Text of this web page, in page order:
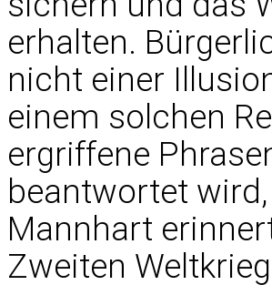
erhalten.
nicht einer
einem solchen
ergriffene
beantwortet
Mannhart
Zweiten